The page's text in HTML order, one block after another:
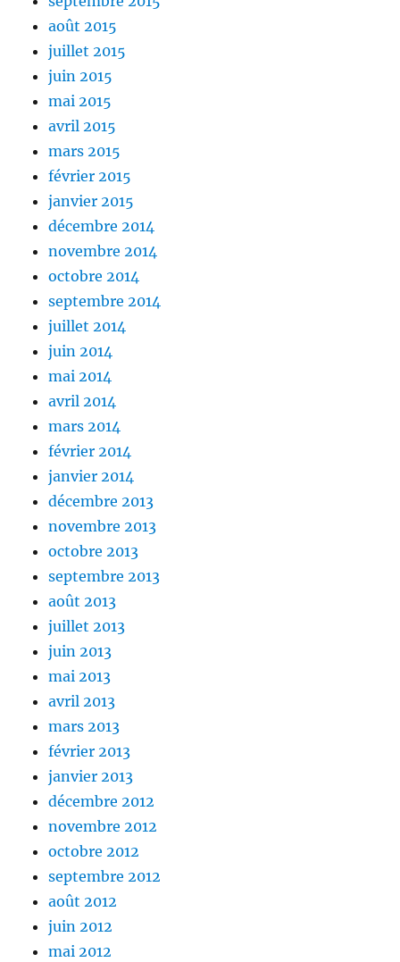
août 2015
juillet 2015
juin 2015
mai 2015
avril 2015
mars 2015
février 2015
janvier 2015
décembre 2014
novembre 2014
octobre 2014
septembre 2014
juillet 2014
juin 2014
mai 2014
avril 2014
mars 2014
février 2014
janvier 2014
décembre 2013
novembre 2013
octobre 2013
septembre 2013
août 2013
juillet 2013
juin 2013
mai 2013
avril 2013
mars 2013
février 2013
janvier 2013
décembre 2012
novembre 2012
octobre 2012
septembre 2012
août 2012
juin 2012
mai 2012